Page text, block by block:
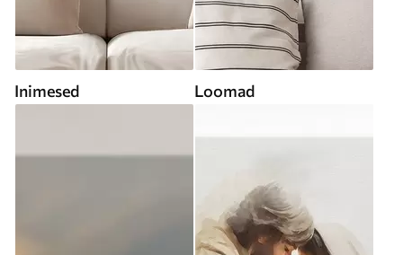
Inimesed Loomad